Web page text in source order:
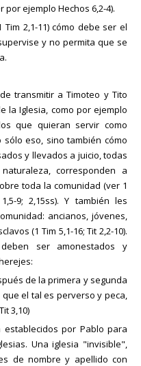
ejemplo Hechos 6,2-4).
2,1-11) cómo debe ser el
y no permita que se
transmitir a Timoteo y Tito
la Iglesia, como por ejemplo
que quieran servir como
eso, sino también cómo
y llevados a juicio, todas
corresponden a
toda la comunidad (ver 1
9; 2,15ss). Y también les
ancianos, jóvenes,
(1 Tim 5,1-16; Tit 2,2-10).
ser amonestados y
de la primera y segunda
el tal es perverso y peca,
3,10)
por Pablo para
Una iglesia "invisible",
de nombre y apellido con